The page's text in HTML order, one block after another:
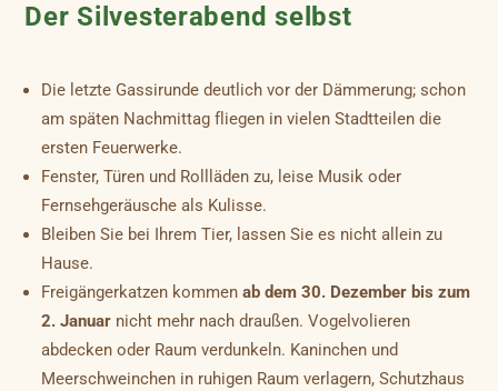
Der Silvesterabend selbst
Die letzte Gassirunde deutlich vor der Dämmerung; schon
am späten Nachmittag fliegen in vielen Stadtteilen die
ersten Feuerwerke.
Fenster, Türen und Rollläden zu, leise Musik oder
Fernsehgeräusche als Kulisse.
Bleiben Sie bei Ihrem Tier, lassen Sie es nicht allein zu
Hause.
Freigängerkatzen kommenab dem 30. Dezember bis zum
2. Januar nicht mehr nach draußen. Vogelvolieren
abdecken oder Raum verdunkeln. Kaninchen und
Meerschweinchen in ruhigen Raum verlagern, Schutzhaus